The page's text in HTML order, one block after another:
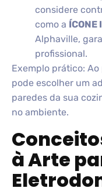
considere
como a ÍCONE
Alphaville,
profissional.
Exemplo prático:
pode escolher um
paredes da sua
no ambiente.
à Arte